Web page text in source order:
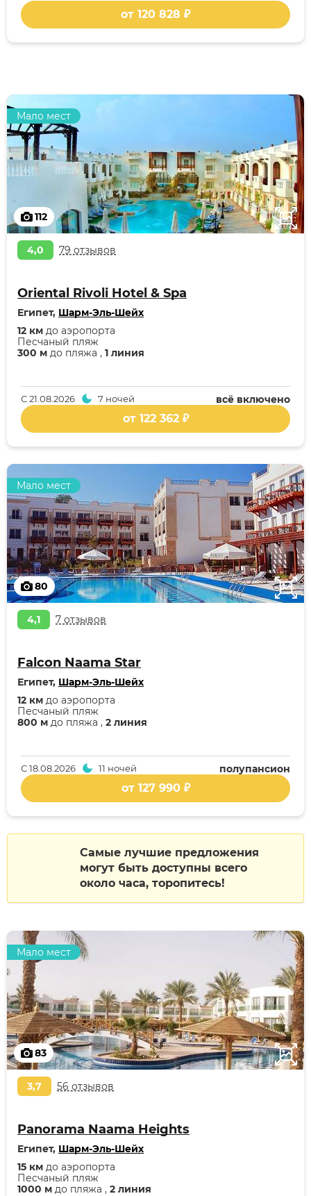
от 120 828 ₽
112
Мало мест
4,0 79 отзывов
Oriental Rivoli Hotel & Spa
Египет, Шарм-Эль-Шейх
300 м до пляжа , 1 линия
Песчаный пляж
12 км до аэропорта
всё включено
С21.08.2026 7 ночей
от 122 362 ₽
80
Мало мест
4,1 7 отзывов
Falcon Naama Star
Египет, Шарм-Эль-Шейх
800 м до пляжа , 2 линия
Песчаный пляж
12 км до аэропорта
полупансион
С18.08.2026 11 ночей
от 127 990 ₽
Самые лучшие предложения
могут быть доступны всего
около часа, торопитесь!
83
Мало мест
3,7 56 отзывов
Panorama Naama Heights
Египет, Шарм-Эль-Шейх
1000 м до пляжа , 2 линия
Песчаный пляж
15 км до аэропорта